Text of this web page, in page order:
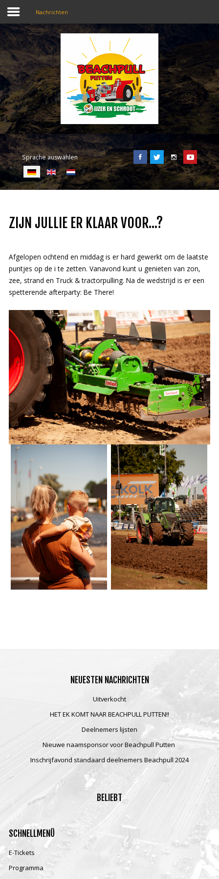
Home
Beachpull
Zugang und Ort
Aktivitäten
E-Tickets
Deutsch
Nachrichten
SEARCHOUR SITE
Sprache auswählen
ZIJN JULLIE ER KLAAR VOOR...?
Afgelopen ochtend en middag is er hard gewerkt om de laatste
puntjes op de i te zetten. Vanavond kunt u genieten van zon,
zee, strand en Truck & tractorpulling. Na de wedstrijd is er een
spetterende afterparty: Be There!
NEUESTEN NACHRICHTEN
Uitverkocht
HET EK KOMT NAAR BEACHPULL PUTTEN!!
Deelnemers lijsten
Nieuwe naamsponsor voor Beachpull Putten
Inschrijfavond standaard deelnemers Beachpull 2024
BELIEBT
SCHNELLMENÜ
E-Tickets
Programma